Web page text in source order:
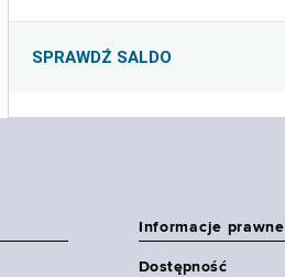
SPRAWDŹ SALDO
Informacje prawne
Dostępność